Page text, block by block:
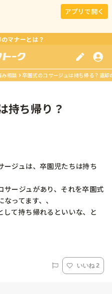
アプリで開く
マナーとは？
み相談 卒園式のコサージュは持ち帰る？返却
持ち帰り？
ジュは、卒園児たちは持ち
ージュがあり、それを卒園式
ってます、、
して持ち帰れるといいな、と
いいね 2